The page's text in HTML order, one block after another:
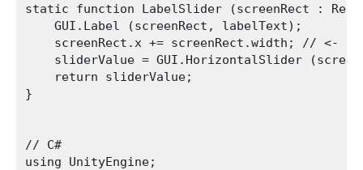
static function LabelSlider (screenRect :
    GUI.Label (screenRect, labelText);
screenRect.x += screenRect.width; // <- 将
sliderValue = GUI.HorizontalSlider
    return sliderValue;
}
// C#
using UnityEngine;